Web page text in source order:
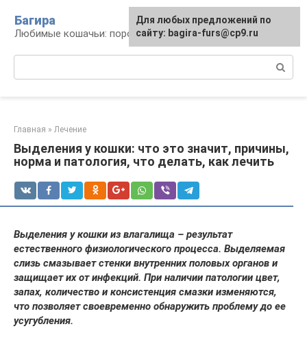
контенту
Багира
Любимые кошачьи: породы, содержание, уход
Главная » Лечение
Выделения у кошки: что это значит, причины,
норма и патология, что делать, как лечить
Выделения у кошки из влагалища – результат
естественного физиологического процесса. Выделяемая
слизь смазывает стенки внутренних половых органов и
защищает их от инфекций. При наличии патологии цвет,
запах, количество и консистенция смазки изменяются,
что позволяет своевременно обнаружить проблему до ее
усугубления.
Для любых предложений по
сайту: bagira-furs@cp9.ru